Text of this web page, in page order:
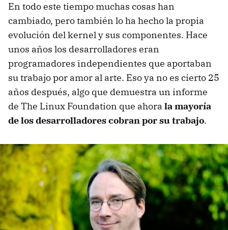
En todo este tiempo muchas cosas han
cambiado, pero también lo ha hecho la propia
evolución del kernel y sus componentes. Hace
unos años los desarrolladores eran
programadores independientes que aportaban
su trabajo por amor al arte. Eso ya no es cierto 25
años después, algo que demuestra un informe
de The Linux Foundation que ahora la mayoría
de los desarrolladores cobran por su trabajo.